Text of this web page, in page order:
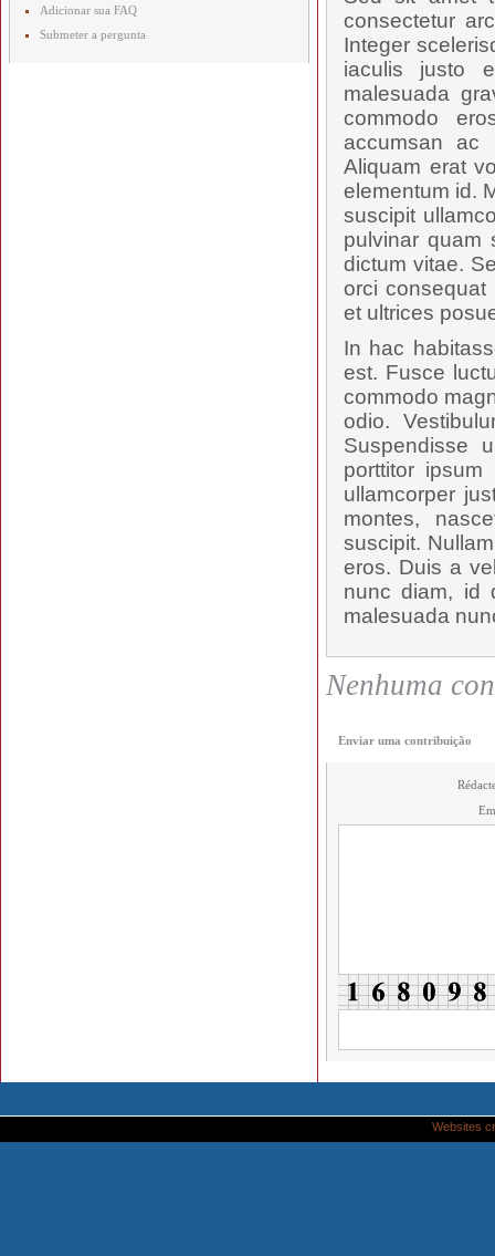
Adicionar sua FAQ
Submeter a pergunta
consectetur
Integer
iaculis justo
malesuada
commodo
accumsan ac
Aliquam erat
elementum id.
suscipit
pulvinar quam
dictum vitae.
orci consequat
et ultrices
In hac
est. Fusce
commodo
odio.
Suspendisse
porttitor
ullamcorper
montes,
suscipit.
eros. Duis a
nunc diam, id
malesuada
Nenhuma
Enviar uma contribuição
Websites